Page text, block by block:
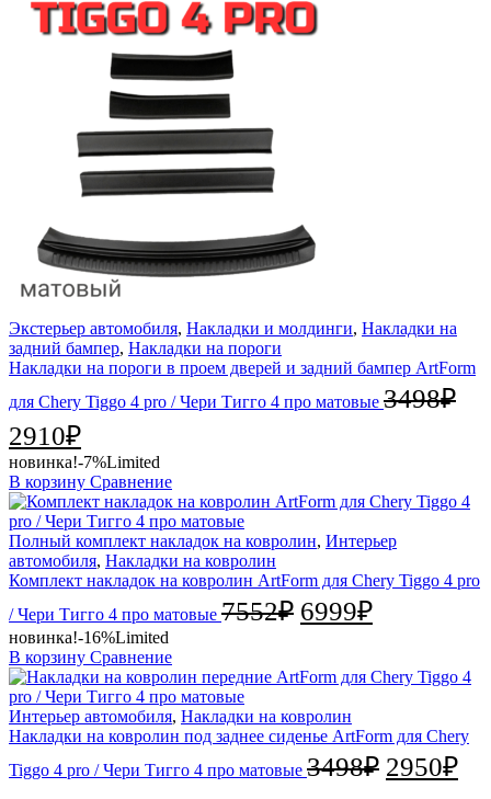
Экстерьер автомобиля, Накладки и молдинги, Накладки на
задний бампер, Накладки на пороги
Накладки на пороги в проем дверей и задний бампер ArtForm
для Chery Tiggo 4 pro / Чери Тигго 4 про матовые 3498₽
2910₽
новинка!-7%Limited
В корзину Сравнение
Полный комплект накладок на ковролин, Интерьер
автомобиля, Накладки на ковролин
Комплект накладок на ковролин ArtForm для Chery Tiggo 4 pro
/ Чери Тигго 4 про матовые 7552₽ 6999₽
новинка!-16%Limited
В корзину Сравнение
Интерьер автомобиля, Накладки на ковролин
Накладки на ковролин под заднее сиденье ArtForm для Chery
Tiggo 4 pro / Чери Тигго 4 про матовые 3498₽ 2950₽